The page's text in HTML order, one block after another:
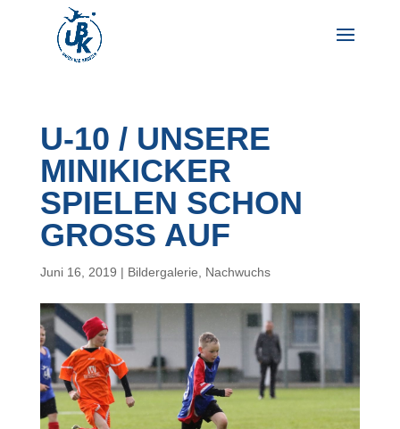
U-10 / UNSERE
MINIKICKER
SPIELEN SCHON
GROSS AUF
Juni 16, 2019 | Bildergalerie Nachwuchs